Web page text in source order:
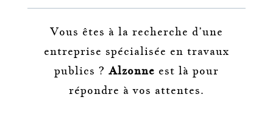
Vous êtes à la recherche d’une
entreprise spécialisée en travaux
publics ? Alzonne est là pour
répondre à vos attentes.